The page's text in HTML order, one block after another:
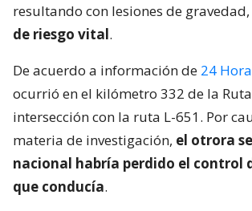
resultando con lesiones de
de riesgo vital.
De acuerdo a información de 24
ocurrió en el kilómetro 332 de la
intersección con la ruta L-651. Por
materia de investigación, el otrora
nacional habría perdido el control
que conducía.